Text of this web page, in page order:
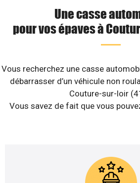
Une casse
pour vos épaves à
Vous recherchez une casse
débarrasser d’un véhicule non
Couture-sur-loir
Vous savez de fait que vous